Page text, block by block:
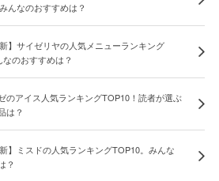
んなのおすすめは？
新】サイゼリヤの人気メニューランキング
のおすすめは？
のアイス人気ランキングTOP10！読者が選ぶ
は？
新】ミスドの人気ランキングTOP10。みんな
？